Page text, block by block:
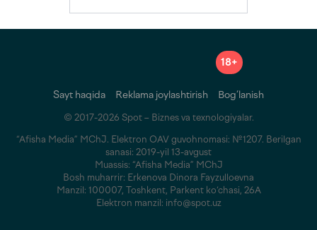
18+
Sayt haqida Reklama joylashtirish Bog‘lanish
© 2017-2026 Spot – Biznes va texnologiyalar.
“Afisha Media” MChJ. Elektron OAV guvohnomasi: №1207. Berilgan
sanasi: 2019-yil 13-avgust
Muassis: “Afisha Media” MChJ
Bosh muharrir: Erkenova Dinora Fayzulloevna
Manzil: 100007, Toshkent, Parkent ko‘chasi, 26A
Elektron manzil: info@spot.uz